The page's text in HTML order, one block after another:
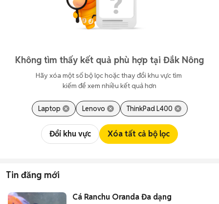
Không tìm thấy kết quả phù hợp tại Đắk Nông
Hãy xóa một số bộ lọc hoặc thay đổi khu vực tìm
kiếm để xem nhiều kết quả hơn
Laptop Lenovo ThinkPad L400
Đổi khu vực Xóa tất cả bộ lọc
Tin đăng mới
Cá Ranchu Oranda Đa dạng